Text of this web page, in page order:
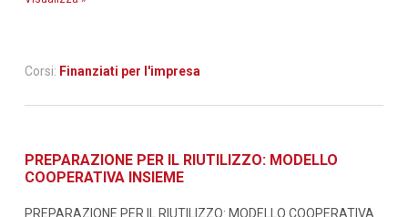
Corsi: Finanziati per l'impresa
PREPARAZIONE PER IL RIUTILIZZO: MODELLO
COOPERATIVA INSIEME
PREPARAZIONE PER IL RIUTILIZZO: MODELLO COOPERATIVA